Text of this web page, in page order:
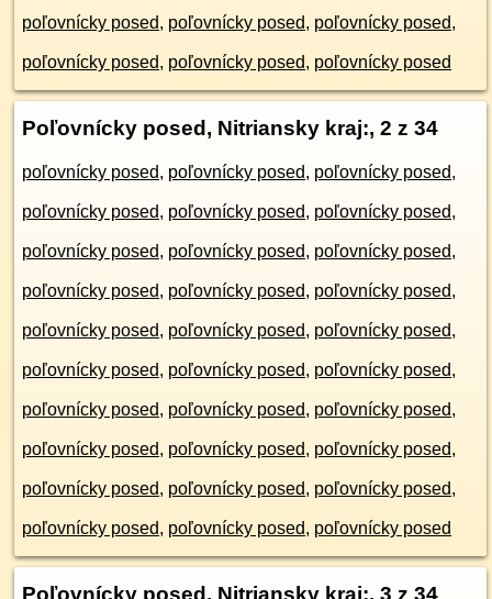
poľovnícky posed, poľovnícky posed, poľovnícky posed,
poľovnícky posed, poľovnícky posed, poľovnícky posed
Poľovnícky posed, Nitriansky kraj:, 2 z 34
poľovnícky posed, poľovnícky posed, poľovnícky posed,
poľovnícky posed, poľovnícky posed, poľovnícky posed,
poľovnícky posed, poľovnícky posed, poľovnícky posed,
poľovnícky posed, poľovnícky posed, poľovnícky posed,
poľovnícky posed, poľovnícky posed, poľovnícky posed,
poľovnícky posed, poľovnícky posed, poľovnícky posed,
poľovnícky posed, poľovnícky posed, poľovnícky posed,
poľovnícky posed, poľovnícky posed, poľovnícky posed,
poľovnícky posed, poľovnícky posed, poľovnícky posed,
poľovnícky posed, poľovnícky posed, poľovnícky posed
Poľovnícky posed, Nitriansky kraj:, 3 z 34